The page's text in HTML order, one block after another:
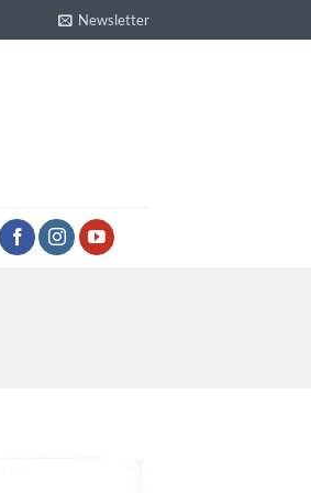
Newsletter